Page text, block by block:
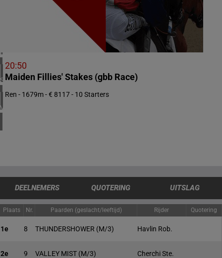
IERLAND
1 meeting(s)
SPANJE
1 meeting(s)
VERENIGDE STATEN
4 meeting(s)
20:50
Maiden Fillies' Stakes (gbb Race)
Ren - 1679m - € 8117 - 10 Starters
DEELNEMERS QUOTERING UITSLAG
Plaats Nr. Paarden (geslacht/leeftijd) Rijder Quotering
1e 8 THUNDERSHOWER (M/3) Havlin Rob.
2e 9 VALLEY MIST (M/3) Cherchi Ste.